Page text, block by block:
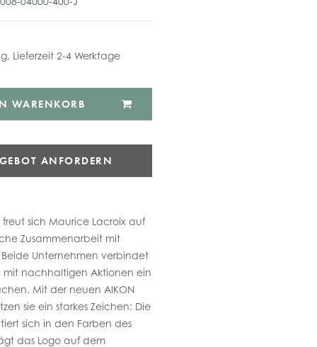
Lieferzeit 2-4 Werktage
WARENKORB
ANFORDERN
sich Maurice Lacroix auf
Zusammenarbeit mit
Unternehmen verbindet
mit nachhaltigen Aktionen ein
Mit der neuen AIKON
sie ein starkes Zeichen: Die
sich in den Farben des
das Logo auf dem